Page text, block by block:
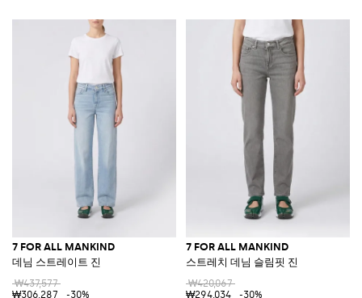
7 FOR ALL MANKIND
데님 스트레이트 진
₩437,577
₩306,287
-30%
7 FOR ALL MANKIND
스트레치 데님 슬림핏 진
₩420,067
₩294,034
-30%